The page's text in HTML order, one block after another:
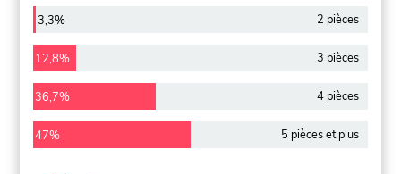
3,3% 2 pièces
12,8% 3 pièces
36,7% 4 pièces
47% 5 pièces et plus